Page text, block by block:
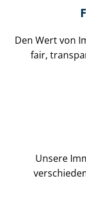
Den Wert von
fair,
Unsere